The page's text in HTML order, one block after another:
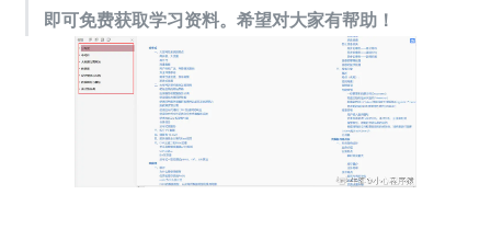
即可免费获取学习资料。希望对大家有帮助！